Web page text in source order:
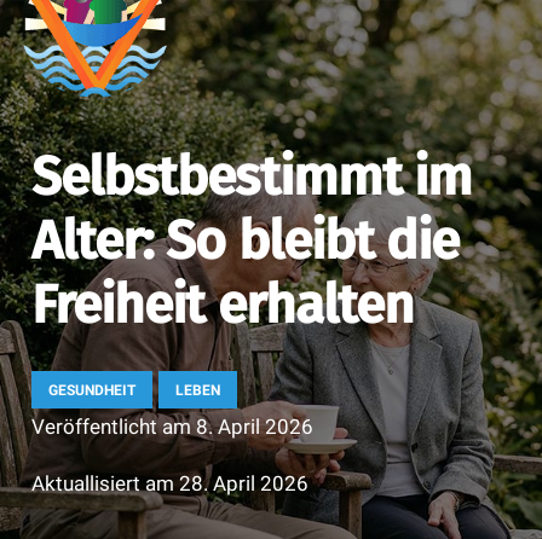
Selbstbestimmt im
Alter: So bleibt die
Freiheit erhalten
GESUNDHEIT LEBEN
Veröffentlicht am8. April 2026
Aktuallisiert am 28. April 2026